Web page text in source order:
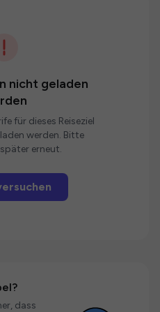
nicht geladen
für dieses Reiseziel
werden. Bitte
erneut.
dass